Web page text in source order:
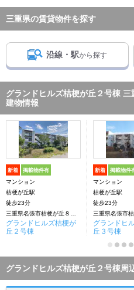
三重県の賃貸物件を探す
沿線・駅から探す
グランドヒルズ桔梗が丘２号棟
建物情報
新着 掲載物件有
マンション
桔梗が丘駅
徒歩23分
グランドヒルズ桔梗が
丘２号棟
新着 掲載物件
マンション
桔梗が丘駅
徒歩23分
グランドヒ
丘３号棟
グランドヒルズ桔梗が丘２号棟周